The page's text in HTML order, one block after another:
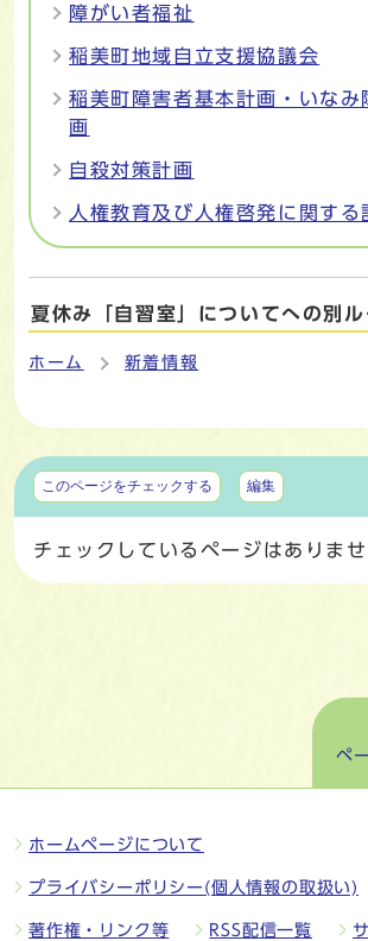
障がい者福祉
稲美町地域自立支援協議会
稲美町障害者基本計画・いなみ
画
自殺対策計画
人権教育及び人権啓発に関する
夏休み「自習室」についてへの別ル
ホーム 新着情報
マイページ
このページをチェックする 編集
チェックしているページはありま
ペ
ホームページについて
プライバシーポリシー(個人情報の取扱い)
著作権・リンク等 RSS配信一覧